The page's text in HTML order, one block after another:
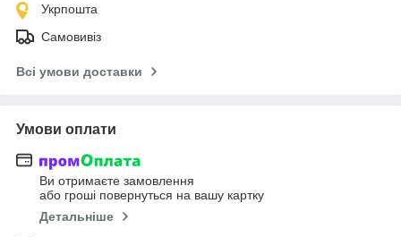
Укрпошта
Самовивіз
Всі умови доставки
Умови оплати
Ви отримаєте замовлення
або гроші повернуться на вашу картку
Детальніше